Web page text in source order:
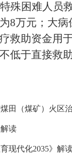
殊困难人员
8万元；大病
救助资金用
低于直接救
煤田（煤矿）火区
读
育现代化2035》解